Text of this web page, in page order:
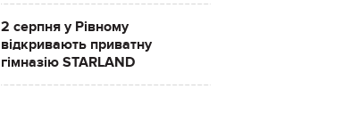
2 серпня у Рівному
відкривають приватну
гімназію STARLAND